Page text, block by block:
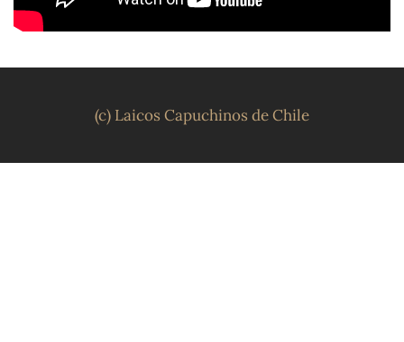
(c) Laicos Capuchinos de Chile